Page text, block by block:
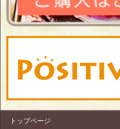
トップページ